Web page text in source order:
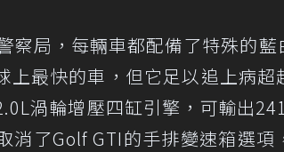
察局，每輛車都配備了特殊的
上最快的車，但它足以追上病超
渦輪增壓四缸引擎，可輸出
消了Golf GTI的手排變速箱選項